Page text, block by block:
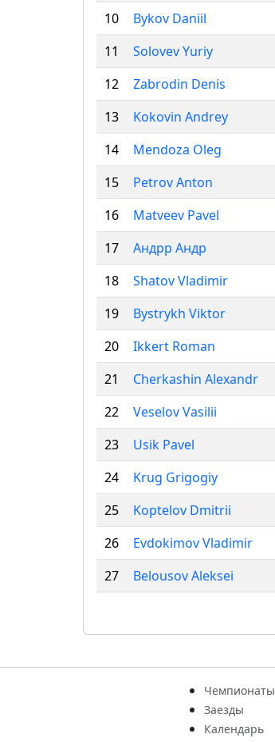
10 Bykov Daniil
11 Solovev Yuriy
12 Zabrodin Denis
13 Kokovin Andrey
14 Mendoza Oleg
15 Petrov Anton
16 Matveev Pavel
17 Андрр Андр
18 Shatov Vladimir
19 Bystrykh Viktor
20 Ikkert Roman
21 Cherkashin Alexandr
22 Veselov Vasilii
23 Usik Pavel
24 Krug Grigogiy
25 Koptelov Dmitrii
26 Evdokimov Vladimir
27 Belousov Aleksei
Чемпионаты
Заезды
Календарь